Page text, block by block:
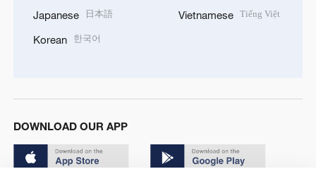
Japanese 日本語
Korean 한국어
Vietnamese Tiếng Việt
DOWNLOAD OUR APP